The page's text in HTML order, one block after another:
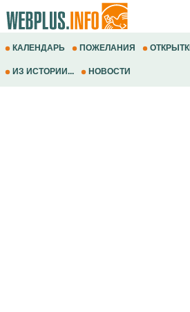
КАЛЕНДАРЬ ПОЖЕЛАНИЯ
ИЗ ИСТОРИИ... НОВОСТИ